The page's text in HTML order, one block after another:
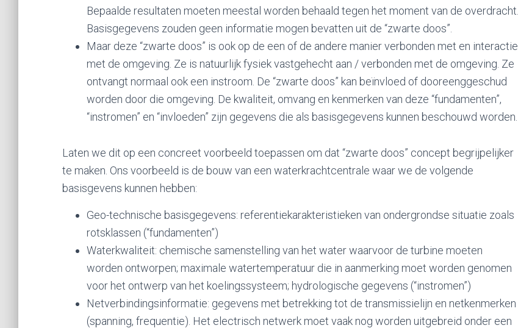
Bepaalde resultaten moeten meestal worden behaald tegen het moment van de overdracht.
Basisgegevens zouden geen informatie mogen bevatten uit de “zwarte doos”.
Maar deze “zwarte doos” is ook op de een of de andere manier verbonden met en interactie
met de omgeving. Ze is natuurlijk fysiek vastgehecht aan / verbonden met de omgeving. Ze
ontvangt normaal ook een instroom. De “zwarte doos” kan beïnvloed of dooreenggeschud
worden door die omgeving. De kwaliteit, omvang en kenmerken van deze “fundamenten”,
“instromen” en “invloeden” zijn gegevens die als basisgegevens kunnen beschouwd worden.
Laten we dit op een concreet voorbeeld toepassen om dat “zwarte doos” concept begrijpelijker
te maken. Ons voorbeeld is de bouw van een waterkrachtcentrale waar we de volgende
basisgevens kunnen hebben:
Geo-technische basisgegevens: referentiekarakteristieken van ondergrondse situatie zoals
rotsklassen (“fundamenten”)
Waterkwaliteit: chemische samenstelling van het water waarvoor de turbine moeten
worden ontworpen; maximale watertemperatuur die in aanmerking moet worden genomen
voor het ontwerp van het koelingssysteem; hydrologische gegevens (“instromen”)
Netverbindingsinformatie: gegevens met betrekking tot de transmissielijn en netkenmerken
(spanning, frequentie). Het electrisch netwerk moet vaak nog worden uitgebreid onder een